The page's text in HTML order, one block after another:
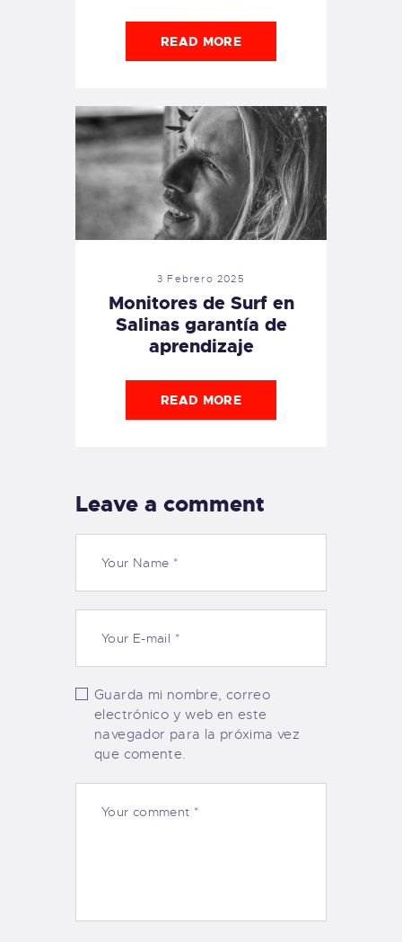
READ MORE
3 Febrero 2025
Monitores de Surf en
Salinas garantía de
aprendizaje
READ MORE
Leave a comment
Guarda mi nombre, correo
electrónico y web en este
navegador para la próxima vez
que comente.